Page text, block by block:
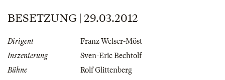
BESETZUNG | 29.03.2012
Dirigent
Franz Welser-Möst
Inszenierung
Sven-Eric Bechtolf
Bühne
Rolf Glittenberg